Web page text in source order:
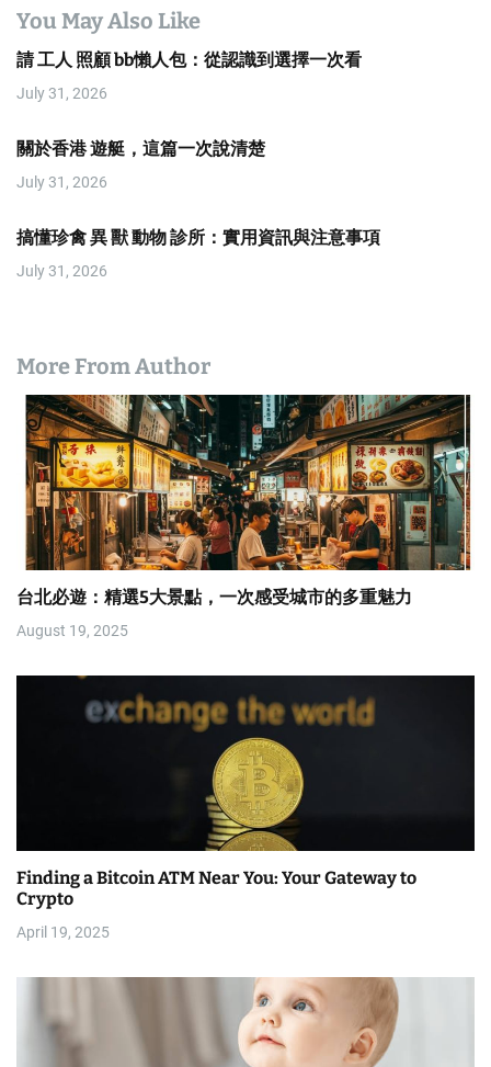
You May Also Like
請 工人 照顧 bb懶人包：從認識到選擇一次看
July 31, 2026
關於香港 遊艇，這篇一次說清楚
July 31, 2026
搞懂珍禽 異 獸 動物 診所：實用資訊與注意事項
July 31, 2026
More From Author
台北必遊：精選5大景點，一次感受城市的多重魅力
August 19, 2025
Finding a Bitcoin ATM Near You: Your Gateway to
Crypto
April 19, 2025